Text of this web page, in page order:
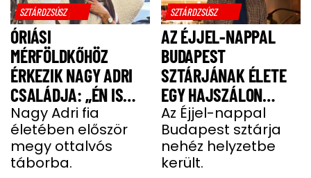
SZTÁRDZSÚSZ
ÓRIÁSI
MÉRFÖLDKŐHÖZ
ÉRKEZIK NAGY ADRI
CSALÁDJA: „ÉN IS
UGYANÚGY IZGULOK,
MINT Ő”
Nagy Adri fia
életében először
megy ottalvós
táborba.
SZTÁRDZSÚSZ
AZ ÉJJEL-NAPPAL
BUDAPEST
SZTÁRJÁNAK ÉLETE
EGY HAJSZÁLON
LÓGOTT – SÖTÉT
IDŐSZAKBÓL
MENEKÜLT MEG A
SZTÁRAPUKA
Az Éjjel-nappal
Budapest sztárja
nehéz helyzetbe
került.